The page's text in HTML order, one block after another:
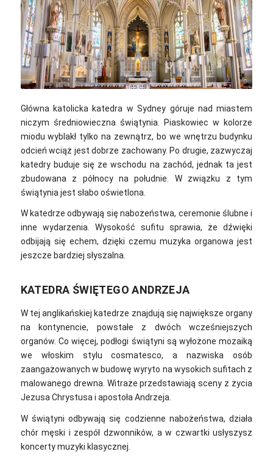
Brandon Morgan / Unsplash
Główna katolicka katedra w Sydney góruje nad miastem
niczym średniowieczna świątynia. Piaskowiec w kolorze
miodu wyblakł tylko na zewnątrz, bo we wnętrzu budynku
odcień wciąż jest dobrze zachowany. Po drugie, zazwyczaj
katedry buduje się ze wschodu na zachód, jednak ta jest
zbudowana z północy na południe. W związku z tym
świątynia jest słabo oświetlona.
W katedrze odbywają się nabożeństwa, ceremonie ślubne i
inne wydarzenia. Wysokość sufitu sprawia, że dźwięki
odbijają się echem, dzięki czemu muzyka organowa jest
jeszcze bardziej słyszalna.
KATEDRA ŚWIĘTEGO ANDRZEJA
W tej anglikańskiej katedrze znajdują się największe organy
na kontynencie, powstałe z dwóch wcześniejszych
organów. Co więcej, podłogi świątyni są wyłożone mozaiką
we włoskim stylu cosmatesco, a nazwiska osób
zaangażowanych w budowę wyryto na wysokich sufitach z
malowanego drewna. Witraże przedstawiają sceny z życia
Jezusa Chrystusa i apostoła Andrzeja.
W świątyni odbywają się codzienne nabożeństwa, działa
chór męski i zespół dzwonników, a w czwartki usłyszysz
koncerty muzyki klasycznej.